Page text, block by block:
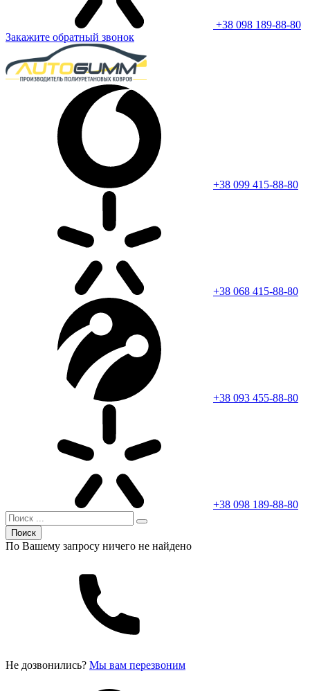
+38 098 189-88-80
Закажите обратный звонок
+38 099 415-88-80
+38 068 415-88-80
+38 093 455-88-80
+38 098 189-88-80
Поиск
По Вашему запросу ничего не найдено
Не дозвонились? Мы вам перезвоним